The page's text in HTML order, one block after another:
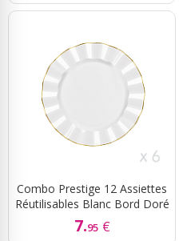
Combo Prestige 12 Assiettes
Réutilisables Blanc Bord Doré
7.95 €